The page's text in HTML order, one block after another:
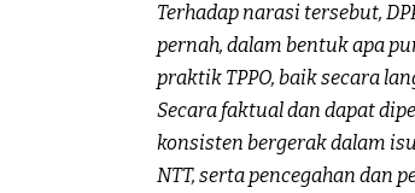
Terhadap narasi tersebut,
pernah, dalam bentuk apa
praktik TPPO, baik secara
Secara faktual dan dapat
konsisten bergerak dalam
NTT, serta pencegahan dan